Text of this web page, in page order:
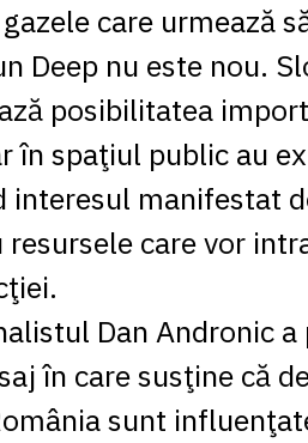
care urmează
Deep nu este nou.
posibilitatea
în spaţiul public au
manifestat
care vor
Dan Andronic
în care susţine că
sunt